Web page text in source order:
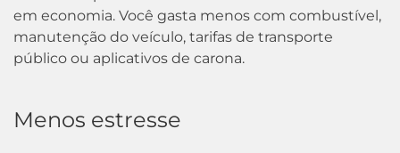
em economia. Você gasta menos com combustível,
manutenção do veículo, tarifas de transporte
público ou aplicativos de carona.
Menos estresse